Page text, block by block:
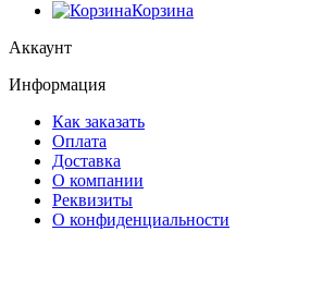
Корзина
Аккаунт
Информация
Как заказать
Оплата
Доставка
О компании
Реквизиты
О конфиденциальности